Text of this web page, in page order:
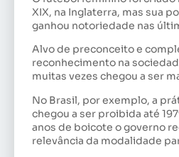
XIX, na Inglaterra, mas sua
ganhou notoriedade nas
Alvo de preconceito e
reconhecimento na
muitas vezes chegou a ser
No Brasil, por exemplo, a
chegou a ser proibida até
anos de boicote o governo
relevância da modalidade